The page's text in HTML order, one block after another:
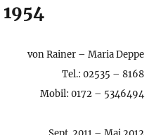
von Rainer – Maria Deppe
Tel.: 02535 – 8168
Mobil: 0172 – 5346494